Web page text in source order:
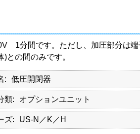
1分間です。ただし、加圧部分は端
)との間のみです。
低圧開閉器
類 オプションユニット
ズ US-N／K／H